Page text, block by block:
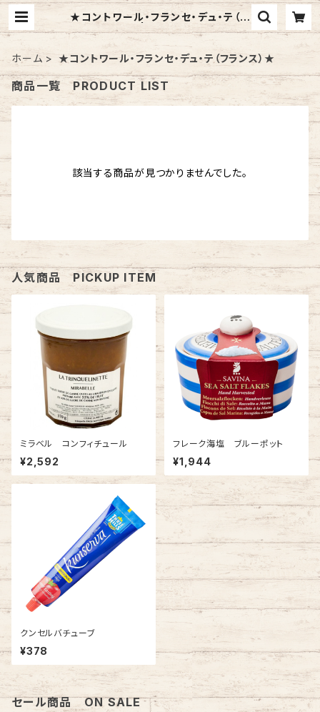
★コントワール・フランセ・デュ・テ（フ
ランス）★ | ASWOT SHOP
ホーム ★コントワール・フランセ・デュ・テ（フランス）★
商品一覧 PRODUCT LIST
該当する商品が見つかりませんでした。
人気商品 PICKUP ITEM
ミラベル コンフィチュール
¥2,592
フレーク海塩 ブルーポット
¥1,944
クンセルバチューブ
¥378
セール商品 ON SALE